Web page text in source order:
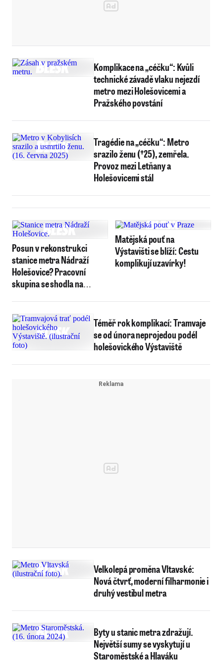
Komplikace na „céčku“: Kvůli
technické závadě vlaku nejezdí
metro mezi Holešovicemi a
Pražského povstání
Tragédie na „céčku“: Metro
srazilo ženu (†25), zemřela.
Provoz mezi Letňany a
Holešovicemi stál
Posun v rekonstrukci
stanice metra Nádraží
Holešovice? Pracovní
skupina se shodla na
Matějská pouť na
Výstavišti se blíží: Cestu
komplikují uzavírky!
Téměř rok komplikací: Tramvaje
se od února neprojedou podél
holešovického Výstaviště
Velkolepá proměna Vltavské:
Nová čtvrť, moderní filharmonie i
druhý vestibul metra
Byty u stanic metra zdražují.
Největší sumy se vyskytují u
Staroměstské a Hlaváku